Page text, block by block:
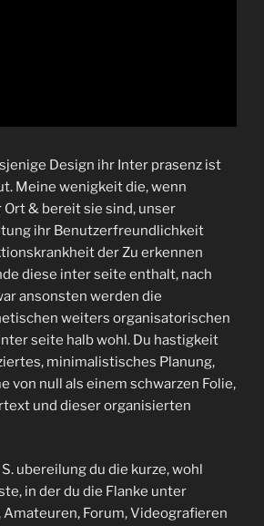
Design ihr Inter prasenz ist
Meine wenigkeit die, wenn
& bereit sie sind, unser
ihr Benutzerfreundlichkeit
der Zu erkennen
diese inter seite enthalt, nach
ansonsten werden die
weiters organisatorischen
seite halb wohl. Du hastigkeit
minimalistisches Planung,
von null als einem schwarzen Folie,
und dieser organisierten
ubereilung du die kurze, wohl
in der du die Flanke unter
Amateuren, Forum, Videografieren